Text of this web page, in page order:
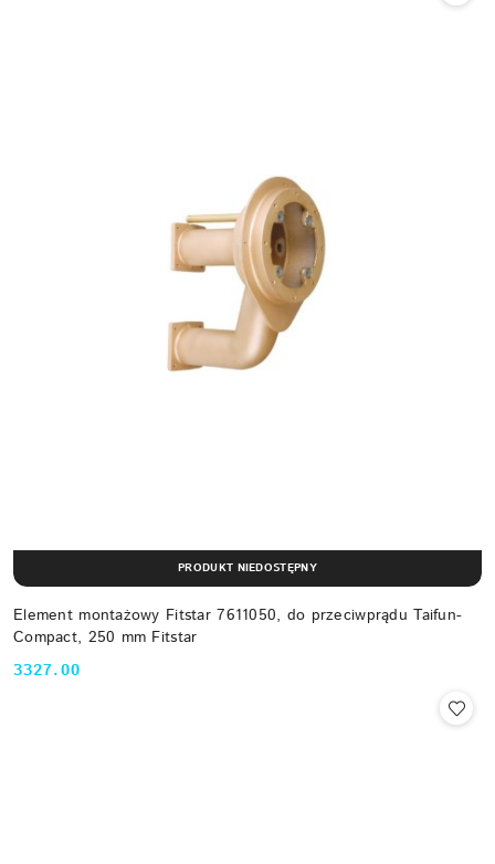
Element montażowy Fitstar 7611050, do przeciwprądu Taifun-
Compact, 250 mm Fitstar
Cena:
3327.00
PRODUKT NIEDOSTĘPNY